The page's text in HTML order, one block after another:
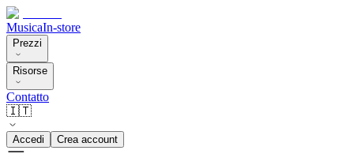
MusicaIn-store
Prezzi
Risorse
Contatto
🇮🇹
Accedi Crea account